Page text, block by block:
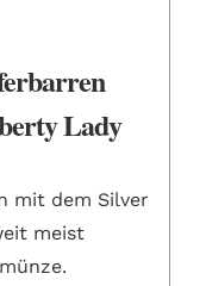
Lady
mit dem Silver
meist